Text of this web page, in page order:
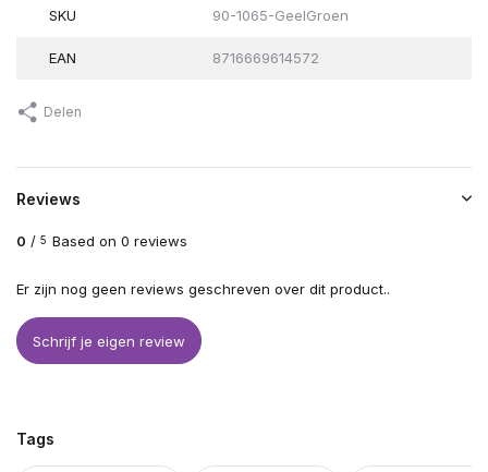
SKU 90-1065-GeelGroen
EAN 8716669614572
Delen
Reviews
0 / 5 Based on 0 reviews
Er zijn nog geen reviews geschreven over dit product..
Schrijf je eigen review
Tags